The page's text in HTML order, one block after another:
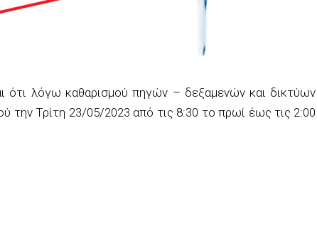
ότι λόγω καθαρισμού πηγών – δεξαμενών και δικτύων
την Τρίτη 23/05/2023 από τις 8:30 το πρωί έως τις 2:00